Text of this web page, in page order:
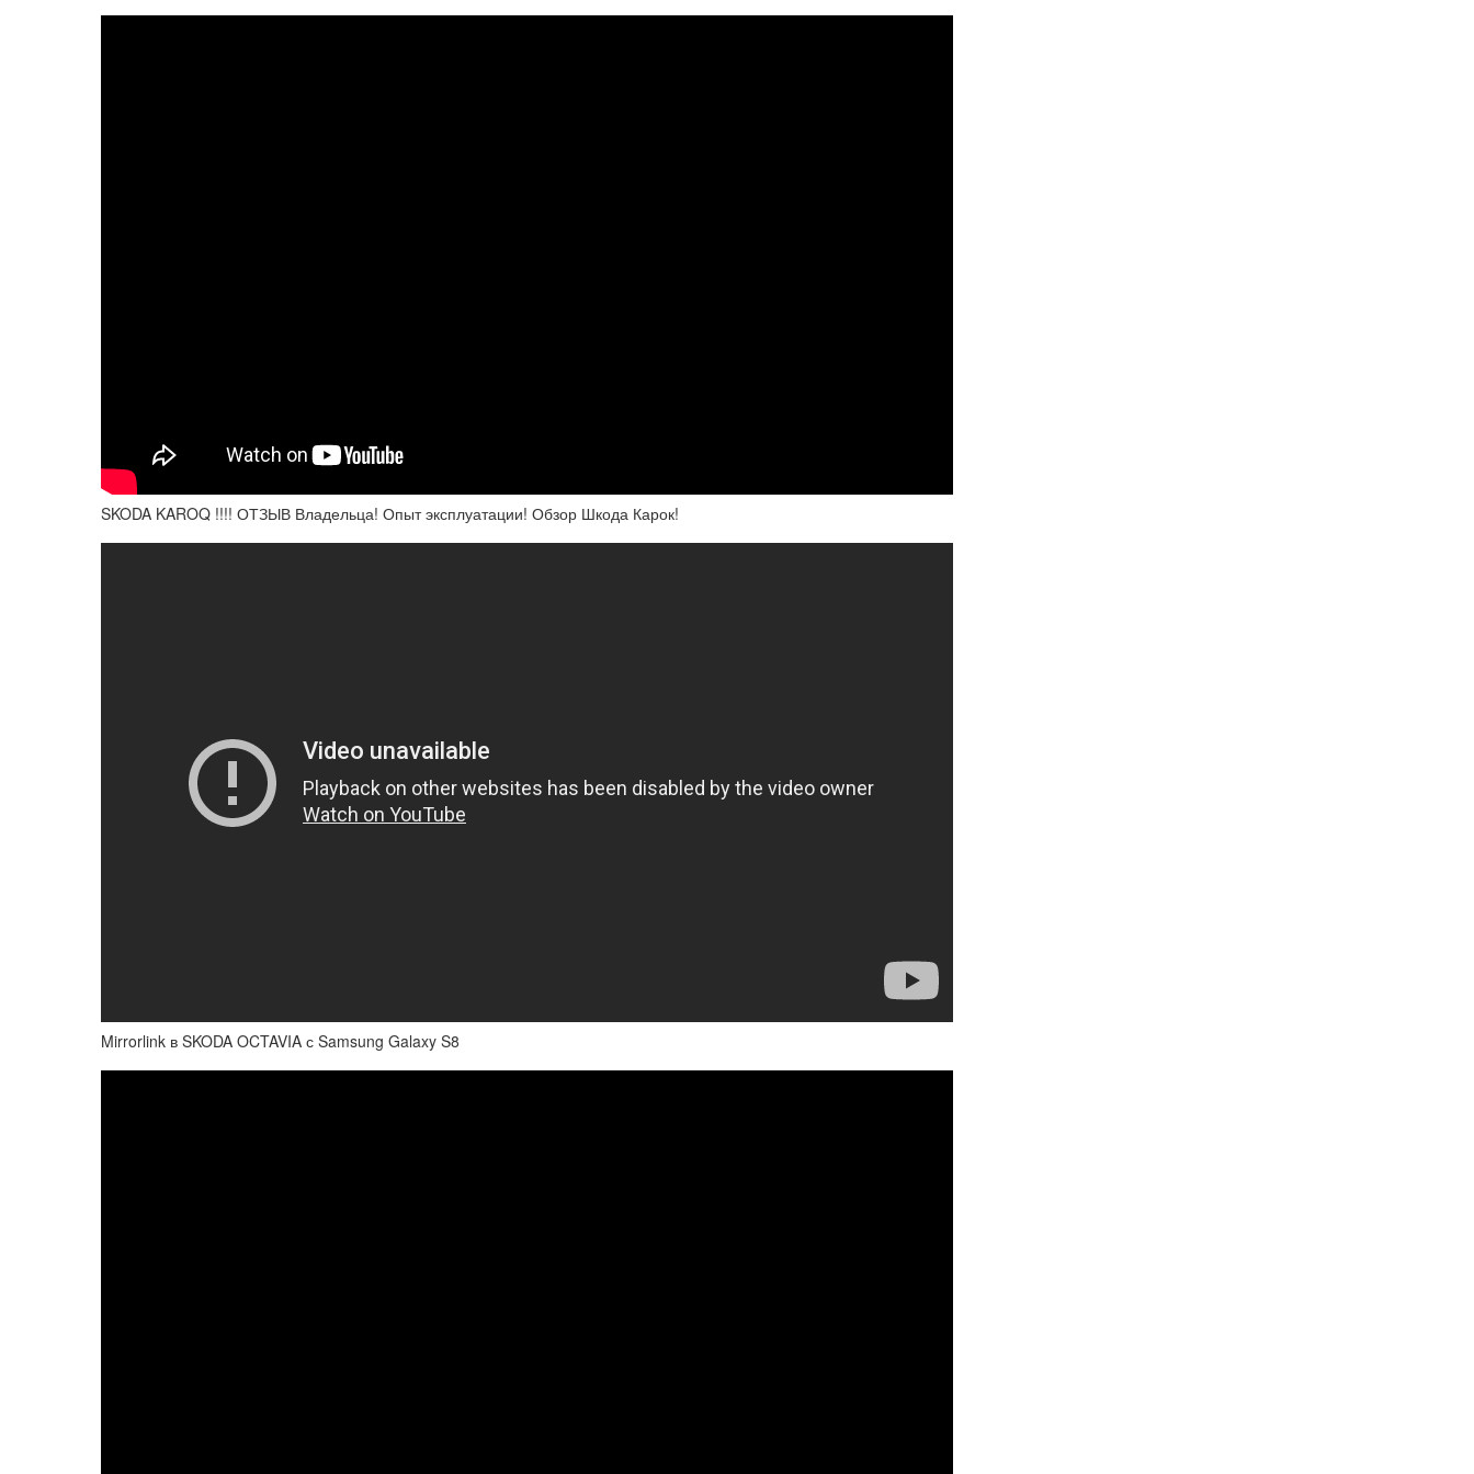
SKODA KAROQ !!!! ОТЗЫВ Владельца! Опыт эксплуатации! Обзор Шкода Карок!
Mirrorlink в SKODA OCTAVIA с Samsung Galaxy S8